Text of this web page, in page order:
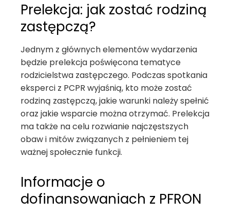
Prelekcja: jak zostać rodziną
zastępczą?
Jednym z głównych elementów wydarzenia
będzie prelekcja poświęcona tematyce
rodzicielstwa zastępczego. Podczas spotkania
eksperci z PCPR wyjaśnią, kto może zostać
rodziną zastępczą, jakie warunki należy spełnić
oraz jakie wsparcie można otrzymać. Prelekcja
ma także na celu rozwianie najczęstszych
obaw i mitów związanych z pełnieniem tej
ważnej społecznie funkcji.
Informacje o
dofinansowaniach z PFRON